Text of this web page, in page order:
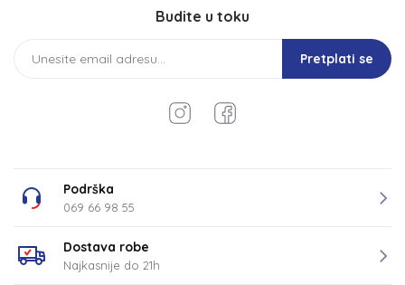
Budite u toku
Pretplati se
Podrška
069 66 98 55
Dostava robe
Najkasnije do 21h